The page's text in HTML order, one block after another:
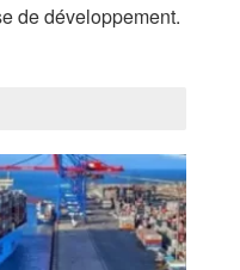
de développement.